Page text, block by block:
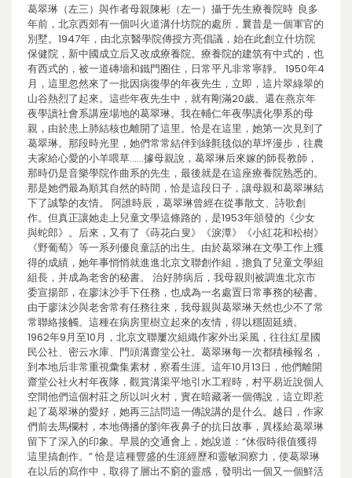
葛翠琳（左三）與作者母親陳彬（左一）攝于先生療養院時 良多
年前，北京西郊有一個叫火道溝什坊院的處所，曩昔是一個軍官的
別墅。1947年，由北京醫學院傳授方亮倡議，始在此創立什坊院
保健院，新中國成立后又改成療養院。療養院的建筑有中式的，也
有西式的，被一道磚墻和鐵門圈住，日常平凡非常寧靜。 1950年4
月，這里忽然來了一批因病復學的年夜先生，立即，這片翠綠翠的
山谷熱烈了起來。這些年夜先生中，就有剛滿20歲、還在燕京年
夜學讀社會系講座場地的葛翠琳。我在輔仁年夜學讀化學系的母
親，由於患上肺結核也離開了這里。恰是在這里，她第一次見到了
葛翠琳。那段時光里，她們常常結伴到綠氈毯似的草坪漫步，往農
夫家給心愛的小羊喂草……據母親說，葛翠琳后來嫁的師長教師，
那時仍是音樂學院作曲系的先生，最後就是在這座療養院熟悉的。
那是她們最為順其自然的時間，恰是這段日子，讓母親和葛翠琳結
下了誠摯的友情。 阿誰時辰，葛翠琳曾經在從事散文、詩歌創
作。但真正讓她走上兒童文學這條路的，是1953年頒發的《少女
與蛇郎》。后來，又有了《蒔花白叟》《淚潭》《小紅花和松樹》
《野葡萄》等一系列優良童話的出生。由於葛翠琳在文學工作上獲
得的成績，她年事悄悄就進進北京文聯創作組，擔負了兒童文學組
組長，并成為老舍的秘書。 治好肺病后，我母親則被調進北京市
委宣揚部，在廖沫沙手下任務，也成為一名處置日常事務的秘書。
由于廖沫沙與老舍常有任務往來，我母親與葛翠琳天然也少不了常
常聯絡接觸。這種在病房里樹立起來的友情，得以穩固延續。
1962年9月至10月，北京文聯屢次組織作家外出采風，往往紅星國
民公社、密云水庫、門頭溝齋堂公社。葛翠琳每一次都積極報名，
到本地后非常重視彙集素材，察看生涯。這年10月13日，他們離開
齋堂公社火村年夜隊，觀賞溝渠平地引水工程時，村平易近說個人
空間他們這個村莊之所以叫火村，實在暗藏著一個傳說，這立即惹
起了葛翠琳的愛好，她再三詰問這一傳說講的是什么。越日，作家
們前去馬欄村，本地傳播的劉年夜鼻子的抗日故事，異樣給葛翠琳
留下了深入的印象。早晨的交通會上，她說道：“休假時很值獲得
這里搞創作。” 恰是這種豐盛的生涯經歷和靈敏洞察力，使葛翠琳
在以后的寫作中，取得了層出不窮的靈感，發明出一個又一個鮮活